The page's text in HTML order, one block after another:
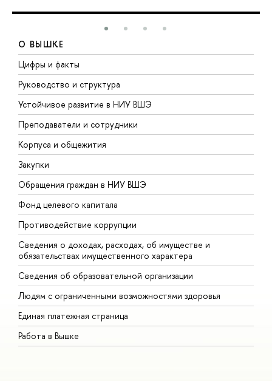
О ВЫШКЕ
Цифры и факты
Руководство и структура
Устойчивое развитие в НИУ ВШЭ
Преподаватели и сотрудники
Корпуса и общежития
Закупки
Обращения граждан в НИУ ВШЭ
Фонд целевого капитала
Противодействие коррупции
Сведения о доходах, расходах, об имуществе и
обязательствах имущественного характера
Сведения об образовательной организации
Людям с ограниченными возможностями здоровья
Единая платежная страница
Работа в Вышке